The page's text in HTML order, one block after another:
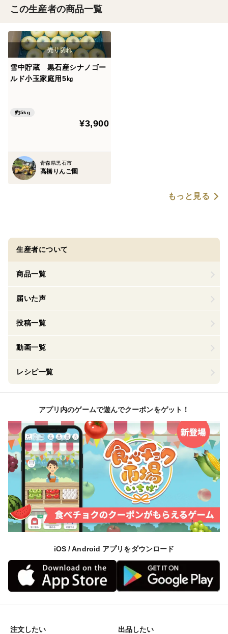
この生産者の商品一覧
雪中貯蔵 黒石産シナノゴー
ルド小玉家庭用5㎏
約5kg
¥3,900
青森県黒石市
高橋りんご園
もっと見る
生産者について
商品一覧
届いた声
投稿一覧
動画一覧
レシピ一覧
アプリ内のゲームで遊んでクーポンをゲット！
iOS / Android アプリをダウンロード
注文したい 出品したい